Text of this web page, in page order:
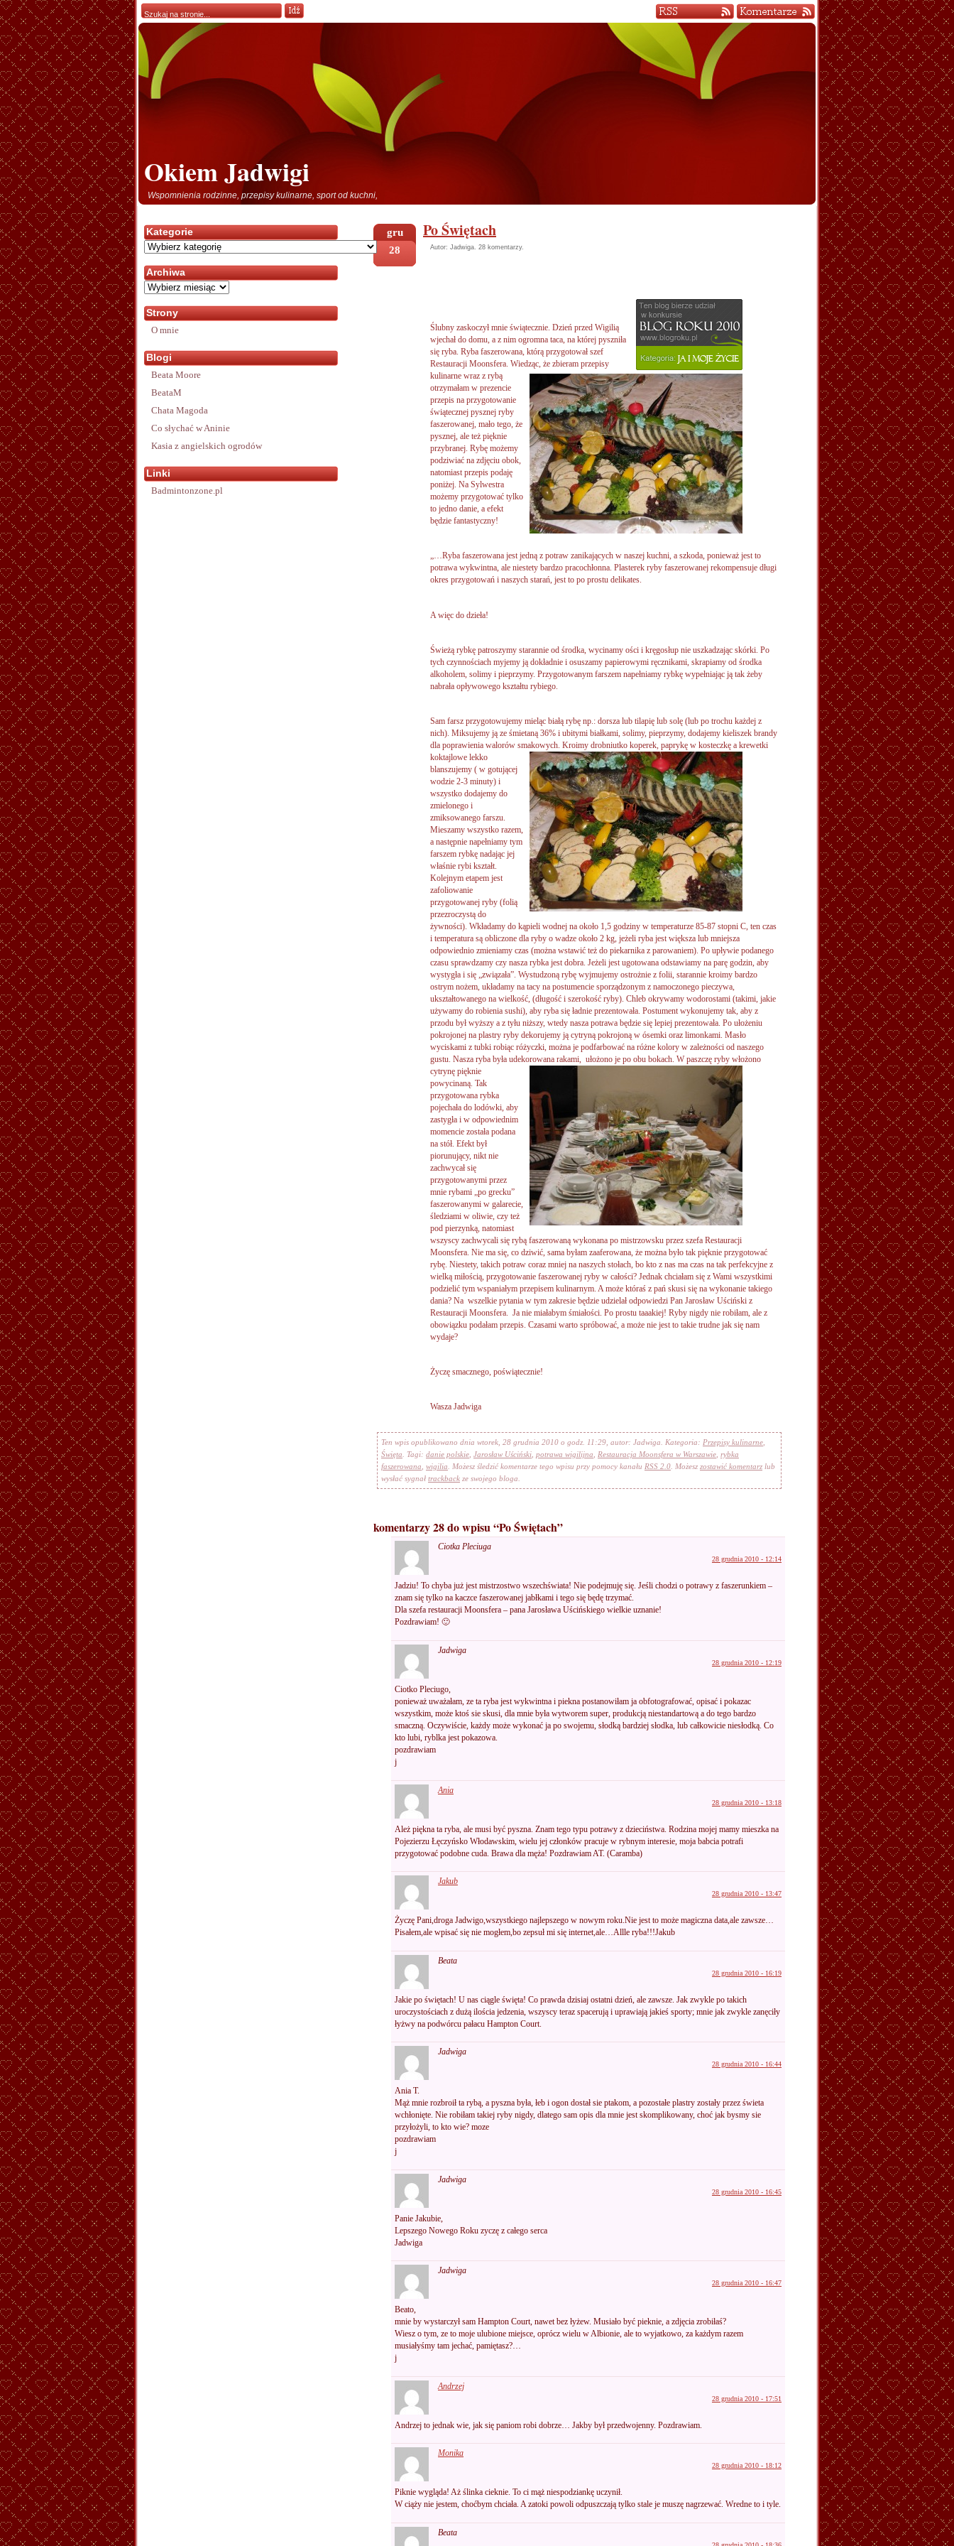
Okiem Jadwigi
Wspomnienia rodzinne, przepisy kulinarne, sport od kuchni,
gru
28
Po Świętach
Autor: Jadwiga. 28 komentarzy.
Ślubny zaskoczył mnie świątecznie. Dzień przed Wigilią
wjechał do domu, a z nim ogromna taca, na której pyszniła
się ryba. Ryba faszerowana, którą przygotował szef
Restauracji Moonsfera. Wiedząc, że zbieram przepisy
kulinarne wraz z rybą
otrzymałam w prezencie
przepis na przygotowanie
świątecznej pysznej ryby
faszerowanej, mało tego, że
pysznej, ale też pięknie
przybranej. Rybę możemy
podziwiać na zdjęciu obok,
natomiast przepis podaję
poniżej. Na Sylwestra
możemy przygotować tylko
to jedno danie, a efekt
będzie fantastyczny!
„…Ryba faszerowana jest jedną z potraw zanikających w naszej kuchni, a szkoda, ponieważ jest to
potrawa wykwintna, ale niestety bardzo pracochłonna. Plasterek ryby faszerowanej rekompensuje długi
okres przygotowań i naszych starań, jest to po prostu delikates.
A więc do dzieła!
Świeżą rybkę patroszymy starannie od środka, wycinamy ości i kręgosłup nie uszkadzając skórki. Po
tych czynnościach myjemy ją dokładnie i osuszamy papierowymi ręcznikami, skrapiamy od środka
alkoholem, solimy i pieprzymy. Przygotowanym farszem napełniamy rybkę wypełniając ją tak żeby
nabrała opływowego kształtu rybiego.
Sam farsz przygotowujemy mieląc białą rybę np.: dorsza lub tilapię lub solę (lub po trochu każdej z
nich). Miksujemy ją ze śmietaną 36% i ubitymi białkami, solimy, pieprzymy, dodajemy kieliszek brandy
dla poprawienia walorów smakowych. Kroimy drobniutko koperek, paprykę w kosteczkę a krewetki
koktajlowe lekko
blanszujemy ( w gotującej
wodzie 2-3 minuty) i
wszystko dodajemy do
zmielonego i
zmiksowanego farszu.
Mieszamy wszystko razem,
a następnie napełniamy tym
farszem rybkę nadając jej
właśnie rybi kształt.
Kolejnym etapem jest
zafoliowanie
przygotowanej ryby (folią
przezroczystą do
żywności). Wkładamy do kąpieli wodnej na około 1,5 godziny w temperaturze 85-87 stopni C, ten czas
i temperatura są obliczone dla ryby o wadze około 2 kg, jeżeli ryba jest większa lub mniejsza
odpowiednio zmieniamy czas (można wstawić też do piekarnika z parowaniem). Po upływie podanego
czasu sprawdzamy czy nasza rybka jest dobra. Jeżeli jest ugotowana odstawiamy na parę godzin, aby
wystygła i się „związała”. Wystudzoną rybę wyjmujemy ostrożnie z folii, starannie kroimy bardzo
ostrym nożem, układamy na tacy na postumencie sporządzonym z namoczonego pieczywa,
ukształtowanego na wielkość, (długość i szerokość ryby). Chleb okrywamy wodorostami (takimi, jakie
używamy do robienia sushi), aby ryba się ładnie prezentowała. Postument wykonujemy tak, aby z
przodu był wyższy a z tyłu niższy, wtedy nasza potrawa będzie się lepiej prezentowała. Po ułożeniu
pokrojonej na plastry ryby dekorujemy ją cytryną pokrojoną w ósemki oraz limonkami. Masło
wyciskami z tubki robiąc różyczki, można je podfarbować na różne kolory w zależności od naszego
gustu. Nasza ryba była udekorowana rakami, ułożono je po obu bokach. W paszczę ryby włożono
cytrynę pięknie
powycinaną. Tak
przygotowana rybka
pojechała do lodówki, aby
zastygła i w odpowiednim
momencie została podana
na stół. Efekt był
piorunujący, nikt nie
zachwycał się
przygotowanymi przez
mnie rybami „po grecku”
faszerowanymi w galarecie,
śledziami w oliwie, czy też
pod pierzynką, natomiast
wszyscy zachwycali się rybą faszerowaną wykonana po mistrzowsku przez szefa Restauracji
Moonsfera. Nie ma się, co dziwić, sama byłam zaaferowana, że można było tak pięknie przygotować
rybę. Niestety, takich potraw coraz mniej na naszych stołach, bo kto z nas ma czas na tak perfekcyjne z
wielką miłością, przygotowanie faszerowanej ryby w całości? Jednak chciałam się z Wami wszystkimi
podzielić tym wspaniałym przepisem kulinarnym. A może któraś z pań skusi się na wykonanie takiego
dania? Na wszelkie pytania w tym zakresie będzie udzielał odpowiedzi Pan Jarosław Uściński z
Restauracji Moonsfera. Ja nie miałabym śmiałości. Po prostu taaakiej! Ryby nigdy nie robiłam, ale z
obowiązku podałam przepis. Czasami warto spróbować, a może nie jest to takie trudne jak się nam
wydaje?
Życzę smacznego, poświątecznie!
Wasza Jadwiga
Ten wpis opublikowano dnia wtorek, 28 grudnia 2010 o godz. 11:29, autor: Jadwiga. Kategoria: Przepisy kulinarne,
Święta. Tagi: danie polskie, Jarosław Uściński, potrawa wigilijna, Restauracja Moonsfera w Warszawie, rybka
faszerowana, wigilia. Możesz śledzić komentarze tego wpisu przy pomocy kanału RSS 2.0. Możesz zostawić komentarz lub
wysłać sygnał trackback ze swojego bloga.
komentarzy 28 do wpisu “Po Świętach”
Ciotka Pleciuga
28 grudnia 2010 - 12:14
Jadziu! To chyba już jest mistrzostwo wszechświata! Nie podejmuję się. Jeśli chodzi o potrawy z faszerunkiem –
znam się tylko na kaczce faszerowanej jabłkami i tego się będę trzymać.
Dla szefa restauracji Moonsfera – pana Jarosława Uścińskiego wielkie uznanie!
Pozdrawiam! 🙂
Jadwiga
28 grudnia 2010 - 12:19
Ciotko Pleciugo,
ponieważ uważałam, ze ta ryba jest wykwintna i piekna postanowiłam ja obfotografować, opisać i pokazac
wszystkim, może ktoś sie skusi, dla mnie była wytworem super, produkcją niestandartową a do tego bardzo
smaczną. Oczywiście, każdy może wykonać ja po swojemu, słodką bardziej słodka, lub całkowicie niesłodką. Co
kto lubi, ryblka jest pokazowa.
pozdrawiam
j
Ania
28 grudnia 2010 - 13:18
Ależ piękna ta ryba, ale musi być pyszna. Znam tego typu potrawy z dzieciństwa. Rodzina mojej mamy mieszka na
Pojezierzu Łęczyńsko Włodawskim, wielu jej członków pracuje w rybnym interesie, moja babcia potrafi
przygotować podobne cuda. Brawa dla męża! Pozdrawiam AT. (Caramba)
Jakub
28 grudnia 2010 - 13:47
Życzę Pani,droga Jadwigo,wszystkiego najlepszego w nowym roku.Nie jest to może magiczna data,ale zawsze…
Pisałem,ale wpisać się nie mogłem,bo zepsuł mi się internet,ale…Allle ryba!!!Jakub
Beata
28 grudnia 2010 - 16:19
Jakie po świętach! U nas ciągle święta! Co prawda dzisiaj ostatni dzień, ale zawsze. Jak zwykle po takich
uroczystościach z dużą ilościa jedzenia, wszyscy teraz spacerują i uprawiają jakieś sporty; mnie jak zwykle zanęciły
łyżwy na podwórcu pałacu Hampton Court.
Jadwiga
28 grudnia 2010 - 16:44
Ania T.
Mąż mnie rozbroił ta rybą, a pyszna była, łeb i ogon dostał sie ptakom, a pozostałe plastry zostały przez świeta
wchłonięte. Nie robiłam takiej ryby nigdy, dlatego sam opis dla mnie jest skomplikowany, choć jak bysmy sie
przyłożyli, to kto wie? moze
pozdrawiam
j
Jadwiga
28 grudnia 2010 - 16:45
Panie Jakubie,
Lepszego Nowego Roku zyczę z całego serca
Jadwiga
Jadwiga
28 grudnia 2010 - 16:47
Beato,
mnie by wystarczył sam Hampton Court, nawet bez łyżew. Musiało być pieknie, a zdjęcia zrobiłaś?
Wiesz o tym, ze to moje ulubione miejsce, oprócz wielu w Albionie, ale to wyjatkowo, za każdym razem
musiałyśmy tam jechać, pamiętasz?…
j
Andrzej
28 grudnia 2010 - 17:51
Andrzej to jednak wie, jak się paniom robi dobrze… Jakby był przedwojenny. Pozdrawiam.
Monika
28 grudnia 2010 - 18:12
Piknie wygląda! Aż ślinka cieknie. To ci mąż niespodziankę uczynił.
W ciąży nie jestem, choćbym chciała. A zatoki powoli odpuszczają tylko stale je muszę nagrzewać. Wredne to i tyle.
Beata
Kategorie
Kategorie
Archiwa
Archiwa
Strony
O mnie
Blogi
Beata Moore
BeataM
Chata Magoda
Co słychać w Aninie
Kasia z angielskich ogrodów
Linki
Badmintonzone.pl